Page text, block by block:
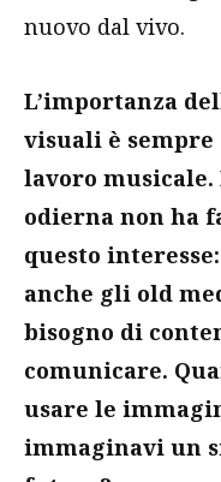
nuovo dal vivo.
L’importanza
visuali è
lavoro
odierna non ha
questo
anche gli old
bisogno di
comunicare.
usare le
immaginavi un